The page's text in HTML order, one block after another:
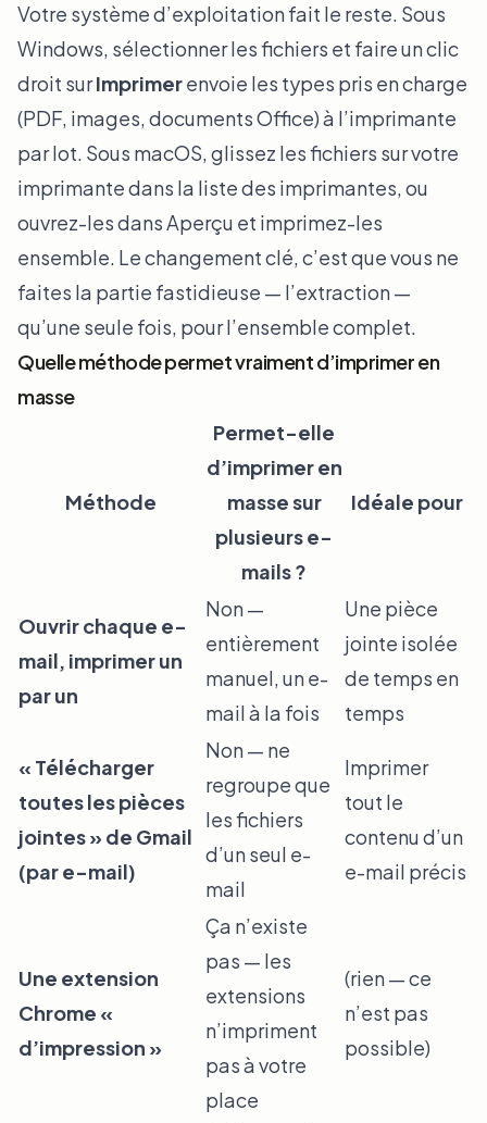
Votre système d’exploitation fait le reste. Sous
Windows, sélectionner les fichiers et faire un clic
droit surImprimerenvoie les types pris en charge
(PDF, images, documents Office) à l’imprimante
par lot. Sous macOS, glissez les fichiers sur votre
imprimante dans la liste des imprimantes, ou
ouvrez-les dans Aperçu et imprimez-les
ensemble. Le changement clé, c’est que vous ne
faites la partie fastidieuse — l’extraction —
qu’une seule fois, pour l’ensemble complet.
Quelle méthode permet vraiment d’imprimer en
masse
Méthode
Permet-elle
d’imprimer en
masse sur
plusieurs e-
mails ?
Idéale pour
Ouvrir chaque e-
mail, imprimer un
par un
Non —
entièrement
manuel, un e-
mail à la fois
Une pièce
jointe isolée
de temps en
temps
« Télécharger
toutes les pièces
jointes » de Gmail
(par e-mail)
Non — ne
regroupe que
les fichiers
d’un seul e-
mail
Imprimer
tout le
contenu d’un
e-mail précis
Une extension
Chrome «
d’impression »
Ça n’existe
pas — les
extensions
n’impriment
pas à votre
place
(rien — ce
n’est pas
possible)